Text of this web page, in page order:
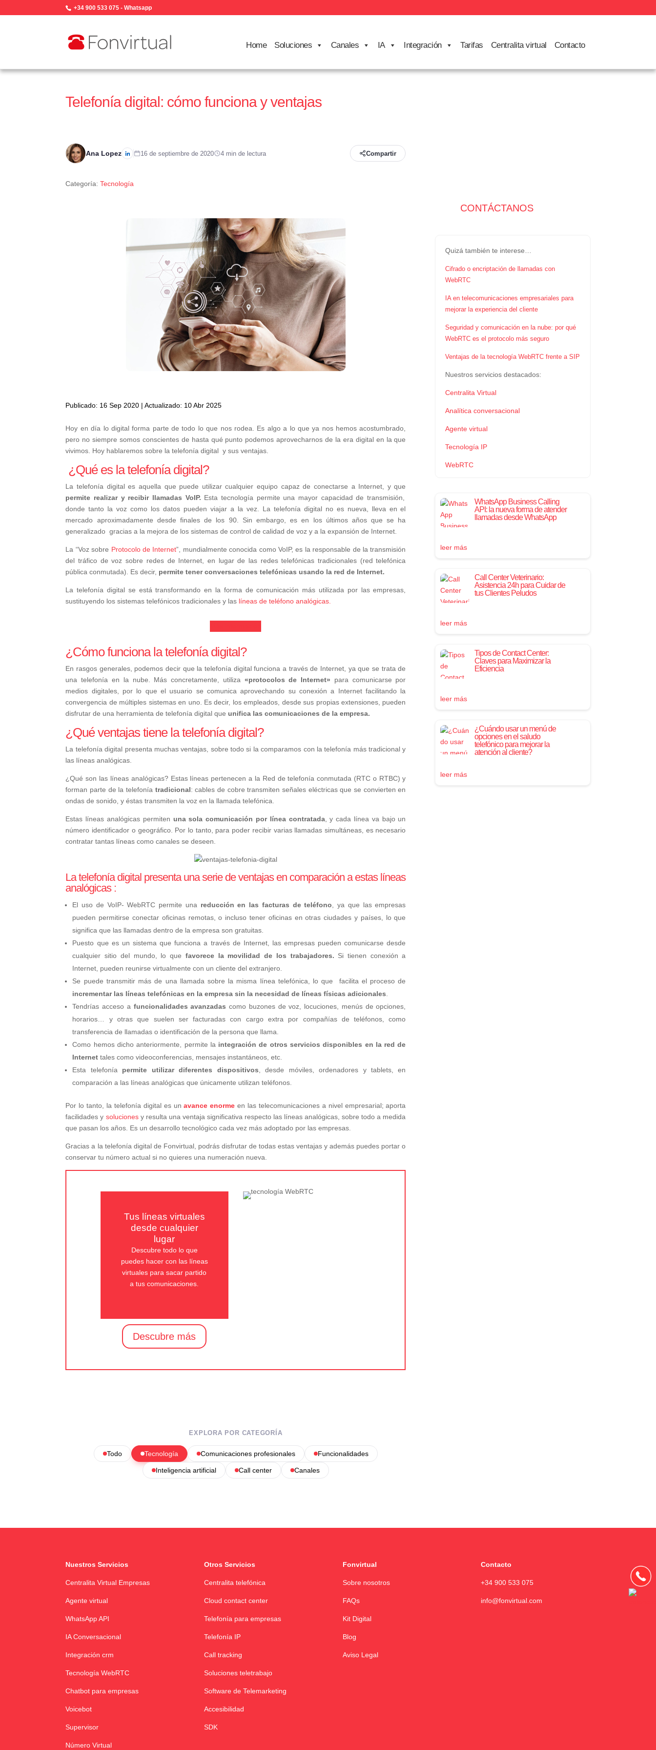
+34 900 533 075 -Whatsapp
Home Soluciones Canales IA Integración Tarifas Centralita virtual Contacto
Telefonía digital: cómo funciona y ventajas
Ana Lopez 16 de septiembre de 2020 4 min de lectura Compartir
Categoría:Tecnología
Publicado: 16 Sep 2020 | Actualizado: 10 Abr 2025
Hoy en día lo digital forma parte de todo lo que nos rodea. Es algo a lo que ya nos hemos acostumbrado,
pero no siempre somos conscientes de hasta qué punto podemos aprovecharnos de la era digital en la que
vivimos. Hoy hablaremos sobre la telefonía digital y sus ventajas.
¿Qué es la telefonía digital?
La telefonía digital es aquella que puede utilizar cualquier equipo capaz de conectarse a Internet, y que
permite realizar y recibir llamadas VoIP. Esta tecnología permite una mayor capacidad de transmisión,
donde tanto la voz como los datos pueden viajar a la vez. La telefonía digital no es nueva, lleva en el
mercado aproximadamente desde finales de los 90. Sin embargo, es en los últimos años que se ha
generalizado gracias a la mejora de los sistemas de control de calidad de voz y a la expansión de Internet.
La “Voz sobre Protocolo de Internet”, mundialmente conocida como VoIP, es la responsable de la transmisión
del tráfico de voz sobre redes de Internet, en lugar de las redes telefónicas tradicionales (red telefónica
pública conmutada). Es decir, permite tener conversaciones telefónicas usando la red de Internet.
La telefonía digital se está transformando en la forma de comunicación más utilizada por las empresas,
sustituyendo los sistemas telefónicos tradicionales y las líneas de teléfono analógicas.
¿Cómo funciona la telefonía digital?
En rasgos generales, podemos decir que la telefonía digital funciona a través de Internet, ya que se trata de
una telefonía en la nube. Más concretamente, utiliza«protocolos de Internet» para comunicarse por
medios digitales, por lo que el usuario se comunica aprovechando su conexión a Internet facilitando la
convergencia de múltiples sistemas en uno. Es decir, los empleados, desde sus propias extensiones, pueden
disfrutar de una herramienta de telefonía digital que unifica las comunicaciones de la empresa.
¿Qué ventajas tiene la telefonía digital?
La telefonía digital presenta muchas ventajas, sobre todo si la comparamos con la telefonía más tradicional y
las líneas analógicas.
¿Qué son las líneas analógicas? Estas líneas pertenecen a la Red de telefonía conmutada (RTC o RTBC) y
forman parte de la telefonía tradicional: cables de cobre transmiten señales eléctricas que se convierten en
ondas de sonido, y éstas transmiten la voz en la llamada telefónica.
Estas líneas analógicas permiten una sola comunicación por línea contratada, y cada línea va bajo un
número identificador o geográfico. Por lo tanto, para poder recibir varias llamadas simultáneas, es necesario
contratar tantas líneas como canales se deseen.
La telefonía digital presenta una serie de ventajas en comparación a estas líneas
analógicas :
El uso de VoIP- WebRTC permite unareducción en las facturas de teléfono, ya que las empresas
pueden permitirse conectar oficinas remotas, o incluso tener oficinas en otras ciudades y países, lo que
significa que las llamadas dentro de la empresa son gratuitas.
Puesto que es un sistema que funciona a través de Internet, las empresas pueden comunicarse desde
cualquier sitio del mundo, lo que favorece la movilidad de los trabajadores. Si tienen conexión a
Internet, pueden reunirse virtualmente con un cliente del extranjero.
Se puede transmitir más de una llamada sobre la misma línea telefónica, lo que facilita el proceso de
incrementar las líneas telefónicas en la empresa sin la necesidad de líneas físicas adicionales.
Tendrías acceso afuncionalidades avanzadas como buzones de voz, locuciones, menús de opciones,
horarios… y otras que suelen ser facturadas con cargo extra por compañías de teléfonos, como
transferencia de llamadas o identificación de la persona que llama.
Como hemos dicho anteriormente, permite la integración de otros servicios disponibles en la red de
Internet tales como videoconferencias, mensajes instantáneos, etc.
Esta telefoníapermite utilizar diferentes dispositivos, desde móviles, ordenadores y tablets, en
comparación a las líneas analógicas que únicamente utilizan teléfonos.
Por lo tanto, la telefonía digital es unavance enorme en las telecomunicaciones a nivel empresarial; aporta
facilidades y solucionesy resulta una ventaja significativa respecto las líneas analógicas, sobre todo a medida
que pasan los años. Es un desarrollo tecnológico cada vez más adoptado por las empresas.
Gracias a la telefonía digital de Fonvirtual, podrás disfrutar de todas estas ventajas y además puedes portar o
conservar tu número actual si no quieres una numeración nueva.
Tus líneas virtuales
desde cualquier
lugar
Descubre todo lo que
puedes hacer con las líneas
virtuales para sacar partido
a tus comunicaciones.
Descubre más
EXPLORA POR CATEGORÍA
Todo Tecnología Comunicaciones profesionales Funcionalidades
Inteligencia artificial Call center Canales
CONTÁCTANOS
Quizá también te interese…
Cifrado o encriptación de llamadas con
WebRTC
IA en telecomunicaciones empresariales para
mejorar la experiencia del cliente
Seguridad y comunicación en la nube: por qué
WebRTC es el protocolo más seguro
Ventajas de la tecnología WebRTC frente a SIP
Nuestros servicios destacados:
Centralita Virtual
Analítica conversacional
Agente virtual
Tecnología IP
WebRTC
WhatsApp Business Calling
API: la nueva forma de atender
llamadas desde WhatsApp
leer más
Call Center Veterinario:
Asistencia 24h para Cuidar de
tus Clientes Peludos
leer más
Tipos de Contact Center:
Claves para Maximizar la
Eficiencia
leer más
¿Cuándo usar un menú de
opciones en el saludo
telefónico para mejorar la
atención al cliente?
leer más
Nuestros Servicios
Centralita Virtual Empresas
Agente virtual
WhatsApp API
IA Conversacional
Integración crm
Tecnología WebRTC
Chatbot para empresas
Voicebot
Supervisor
Número Virtual
Otros Servicios
Centralita telefónica
Cloud contact center
Telefonía para empresas
Telefonía IP
Call tracking
Soluciones teletrabajo
Software de Telemarketing
Accesibilidad
SDK
Fonvirtual
Sobre nosotros
FAQs
Kit Digital
Blog
Aviso Legal
Contacto
+34 900 533 075
info@fonvirtual.com